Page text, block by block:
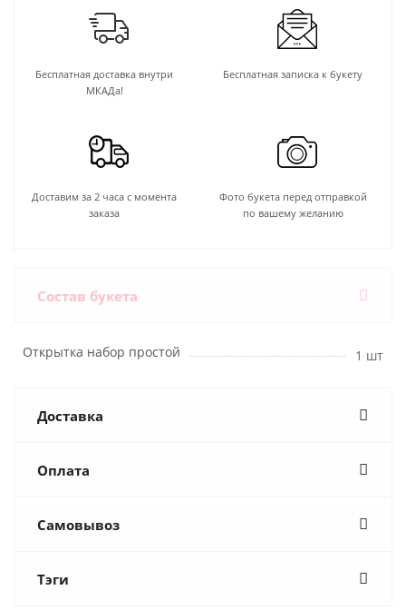
Бесплатная доставка внутри
МКАДа!
Бесплатная записка к букету
Доставим за 2 часа с момента
заказа
Фото букета перед отправкой
по вашему желанию
Состав букета
Открытка набор простой 1 шт
Доставка
Оплата
Самовывоз
Тэги